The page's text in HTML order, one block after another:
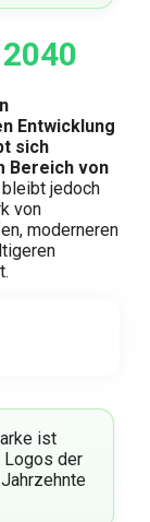
Entwicklung
sich
Bereich von
jedoch
von
moderneren
ist
Logos der